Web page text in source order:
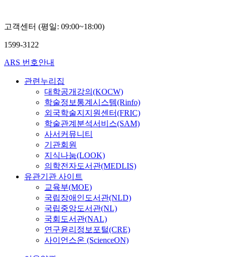
고객센터 (평일: 09:00~18:00)
1599-3122
ARS 번호안내
관련누리집
대학공개강의(KOCW)
학술정보통계시스템(Rinfo)
외국학술지지원센터(FRIC)
학술관계분석서비스(SAM)
사서커뮤니티
기관회원
지식나눔(LOOK)
의학전자도서관(MEDLIS)
유관기관 사이트
교육부(MOE)
국립장애인도서관(NLD)
국립중앙도서관(NL)
국회도서관(NAL)
연구윤리정보포털(CRE)
사이언스온 (ScienceON)